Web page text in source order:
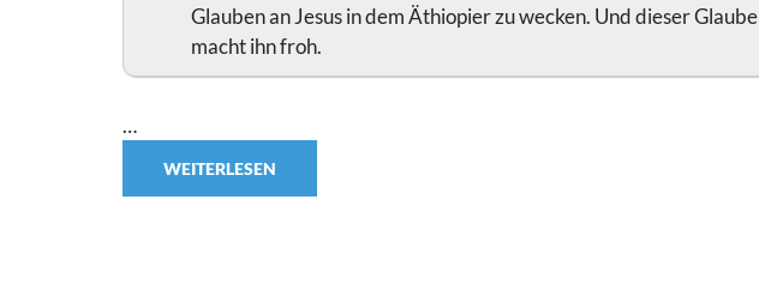
Glauben an Jesus in dem Äthiopier zu wecken. Und dieser
macht ihn froh.
…
WEITERLESEN